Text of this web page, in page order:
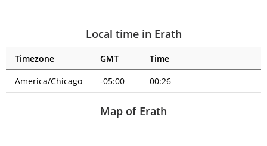
Local time in Erath
Timezone GMT
Time
America/Chicago
-05:00 00:26
Map of Erath